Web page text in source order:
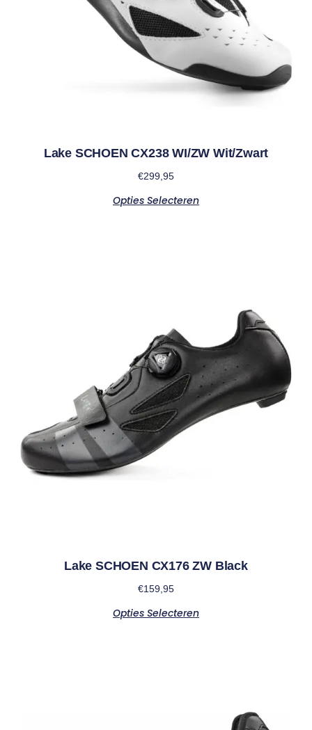
Lake SCHOEN CX238 WI/ZW Wit/Zwart
€299,95
Opties Selecteren
Lake SCHOEN CX176 ZW Black
€159,95
Opties Selecteren